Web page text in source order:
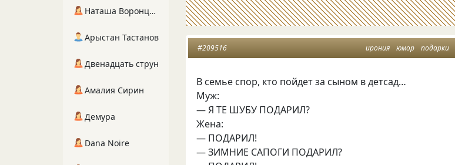
ирония юмор подарки
#209516
В семье спор, кто пойдет за сыном в детсад…
Муж:
— Я ТЕ ШУБУ ПОДАРИЛ?
Жена:
— ПОДАРИЛ!
— ЗИМНИЕ САПОГИ ПОДАРИЛ?
Наташа Воронцова
Арыстан Тастанов
Двенадцать струн
Амалия Сирин
Демура
Dana Noire